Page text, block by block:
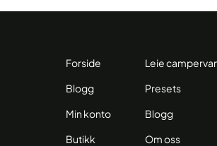
Forside
Blogg
Min konto
Butikk
Leie
Presets
Blogg
Om oss